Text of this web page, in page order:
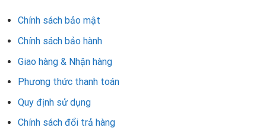
Chính sách bảo mật
Chính sách bảo hành
Giao hàng & Nhận hàng
Phương thức thanh toán
Quy định sử dụng
Chính sách đổi trả hàng